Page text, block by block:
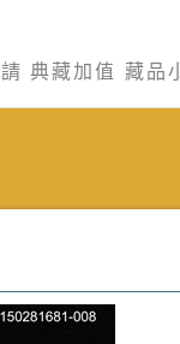
典藏加值 藏品